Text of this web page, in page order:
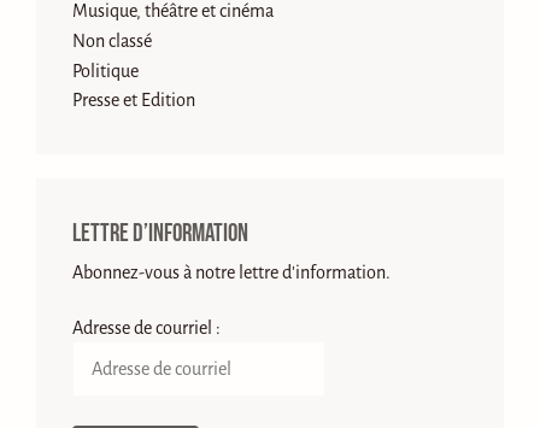
Musique, théâtre et cinéma
Non classé
Politique
Presse et Edition
Lettre d’information
Abonnez-vous à notre lettre d'information.
Adresse de courriel :